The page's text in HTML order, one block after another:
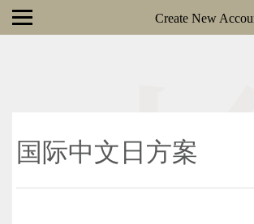
Create New
国际中文日方案